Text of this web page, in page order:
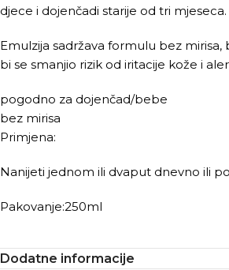
djece i dojenčadi starije od tri mjeseca.
Emulzija sadržava formulu bez mirisa,
bi se smanjio rizik od iritacije kože i
pogodno za dojenčad/bebe
bez mirisa
Primjena:
Nanijeti jednom ili dvaput dnevno ili
Pakovanje:250ml
Dodatne informacije